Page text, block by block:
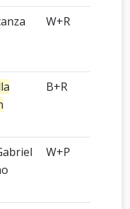
W+R
B+R
W+P